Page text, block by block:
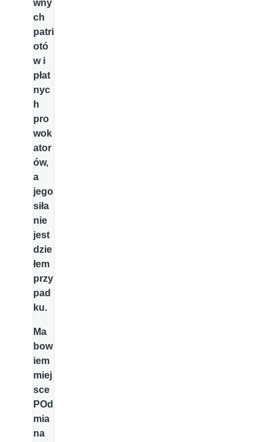
wny
ch
patri
otó
w i
płat
nyc
h
pro
wok
ator
ów,
a
jego
siła
nie
jest
dzie
łem
przy
pad
ku.
Ma
bow
iem
miej
sce
POd
mia
na